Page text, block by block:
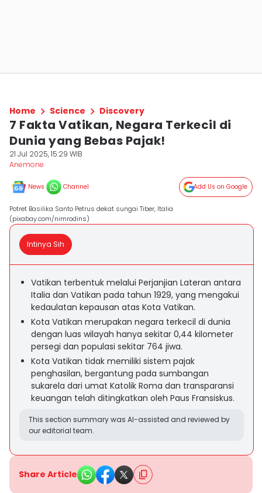
Home Science Discovery
7 Fakta Vatikan, Negara Terkecil di
Dunia yang Bebas Pajak!
21 Jul 2025, 15:29 WIB
Anemone
News Channel Add Us on Google
Potret Basilika Santo Petrus dekat sungai Tiber, Italia
(pixabay.com/nimrodins)
Intinya Sih
Vatikan terbentuk melalui Perjanjian Lateran antara
Italia dan Vatikan pada tahun 1929, yang mengakui
kedaulatan kepausan atas Kota Vatikan.
Kota Vatikan merupakan negara terkecil di dunia
dengan luas wilayah hanya sekitar 0,44 kilometer
persegi dan populasi sekitar 764 jiwa.
Kota Vatikan tidak memiliki sistem pajak
penghasilan, bergantung pada sumbangan
sukarela dari umat Katolik Roma dan transparansi
keuangan telah ditingkatkan oleh Paus Fransiskus.
This section summary was AI-assisted and reviewed by
our editorial team.
Share Article